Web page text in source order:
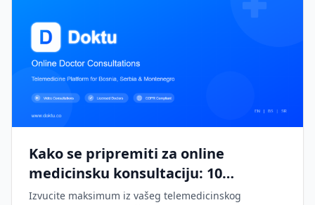
Kako se pripremiti za online
medicinsku konsultaciju: 10
osnovnih savjeta
Izvucite maksimum iz vašeg telemedicinskog